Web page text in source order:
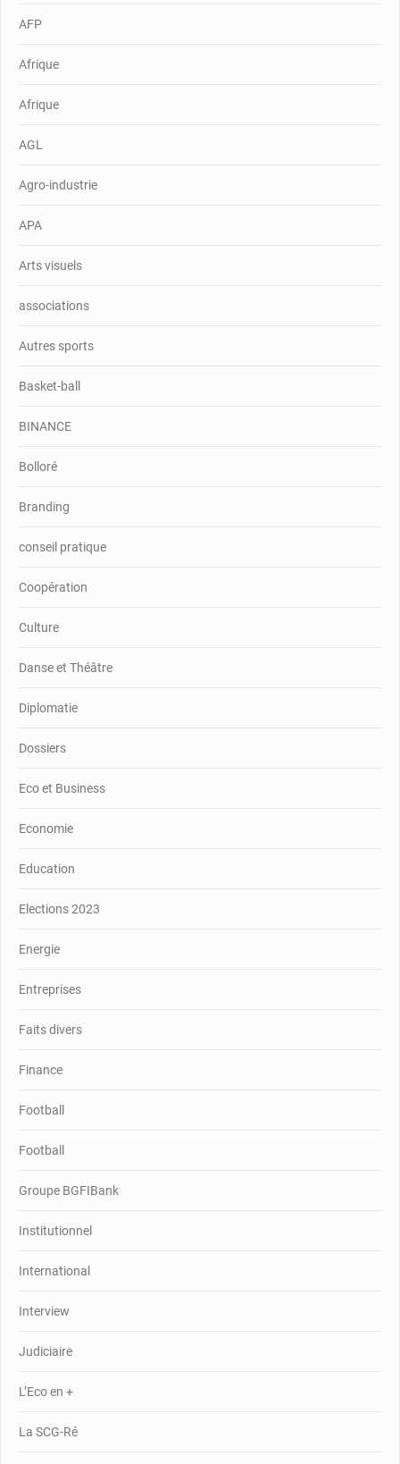
AFP
Afrique
Afrique
AGL
Agro-industrie
APA
Arts visuels
associations
Autres sports
Basket-ball
BINANCE
Bolloré
Branding
conseil pratique
Coopération
Culture
Danse et Théâtre
Diplomatie
Dossiers
Eco et Business
Economie
Education
Elections 2023
Energie
Entreprises
Faits divers
Finance
Football
Football
Groupe BGFIBank
Institutionnel
International
Interview
Judiciaire
L’Eco en +
La SCG-Ré